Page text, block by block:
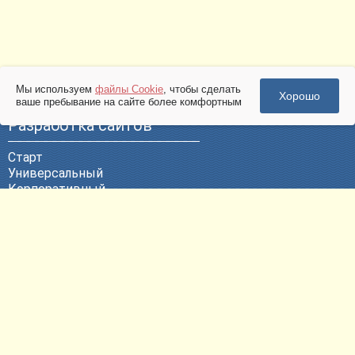
Разработка сайтов
Старт
Универсальный
Корпоративный
Мы используем файлы Cookie, чтобы сделать
ваше пребывание на сайте более комфортным
Хорошо